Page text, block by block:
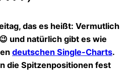
das es heißt: Vermutlich
und natürlich gibt es wie
deutschen Single-Charts.
die Spitzenpositionen fest